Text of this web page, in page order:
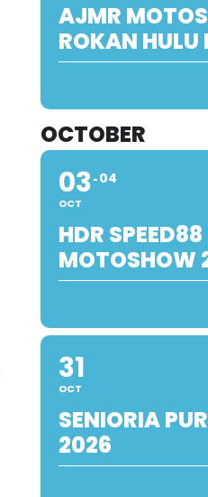
AJMR
ROKAN HULU
OCTOBER
03
OCT
04
HDR SPEED88
MOTOSHOW
31
OCT
SENIORIA
2026